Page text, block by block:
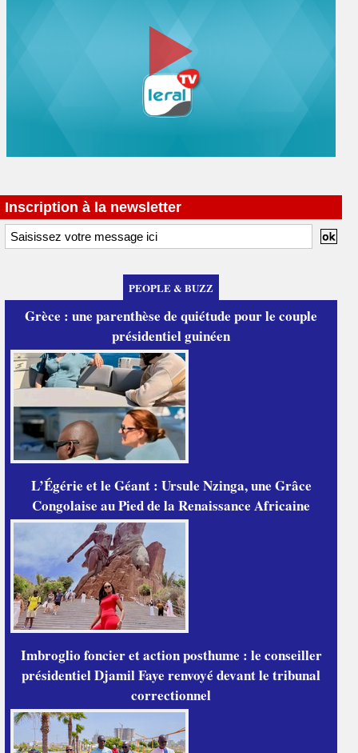
Inscription à la newsletter
PEOPLE & BUZZ
Grèce : une parenthèse de quiétude pour le couple
présidentiel guinéen
L’Égérie et le Géant : Ursule Nzinga, une Grâce
Congolaise au Pied de la Renaissance Africaine
Imbroglio foncier et action posthume : le conseiller
présidentiel Djamil Faye renvoyé devant le tribunal
correctionnel